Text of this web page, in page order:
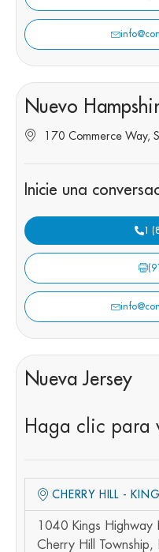
Nuevo
170 Commerce Way,
Inicie una
1
Nueva Jersey
Haga clic para
CHERRY HILL -
1040 Kings Highway
Cherry Hill